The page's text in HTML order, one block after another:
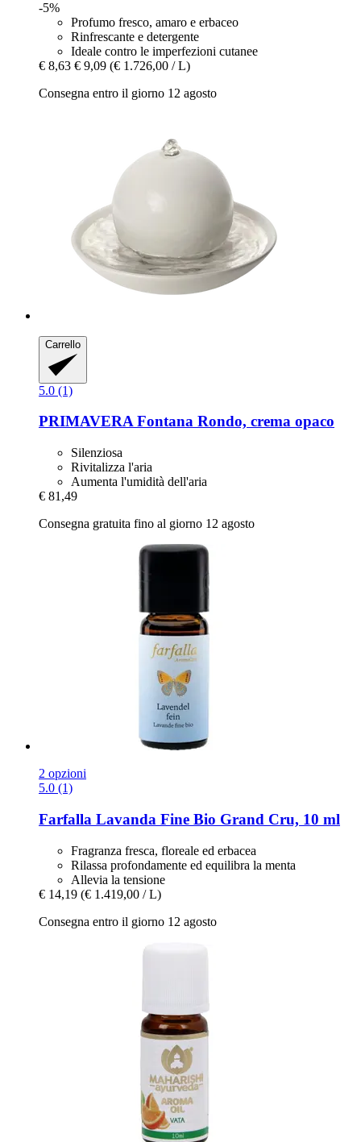
-5%
Profumo fresco, amaro e erbaceo
Rinfrescante e detergente
Ideale contro le imperfezioni cutanee
€ 8,63 € 9,09 (€ 1.726,00 / L)
Consegna entro il giorno 12 agosto
Carrello
5.0 (1)
PRIMAVERAFontana Rondo, crema opaco
Silenziosa
Rivitalizza l'aria
Aumenta l'umidità dell'aria
€ 81,49
Consegna gratuita fino al giorno 12 agosto
2 opzioni
5.0 (1)
Farfalla Lavanda Fine Bio Grand Cru, 10 ml
Fragranza fresca, floreale ed erbacea
Rilassa profondamente ed equilibra la menta
Allevia la tensione
€ 14,19 (€ 1.419,00 / L)
Consegna entro il giorno 12 agosto